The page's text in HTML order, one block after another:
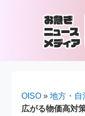
OISO »地方・自
広がる物価高対